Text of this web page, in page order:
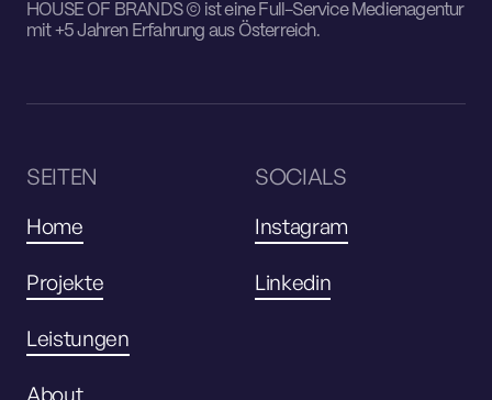
HOUSE OF BRANDS © ist eine Full-Service Medienagentur
mit +5 Jahren Erfahrung aus Österreich.
SEITEN
Home
Projekte
Leistungen
About
SOCIALS
Instagram
Linkedin